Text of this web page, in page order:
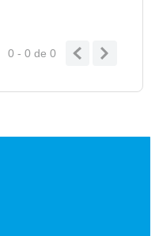
0 - 0 de 0